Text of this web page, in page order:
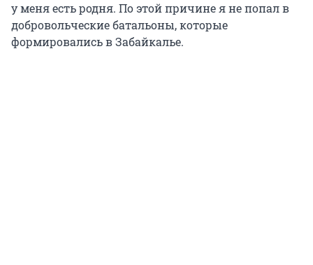
у меня есть родня. По этой причине я не попал в
добровольческие батальоны, которые
формировались в Забайкалье.